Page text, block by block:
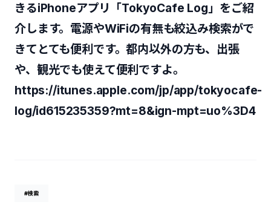
きるiPhoneアプリ「TokyoCafe Log」をご紹
介します。電源やWiFiの有無も絞込み検索がで
きてとても便利です。都内以外の方も、出張
や、観光でも使えて便利ですよ。
https://itunes.apple.com/jp/app/tokyocafe-
log/id615235359?mt=8&ign-mpt=uo%3D4
#検索